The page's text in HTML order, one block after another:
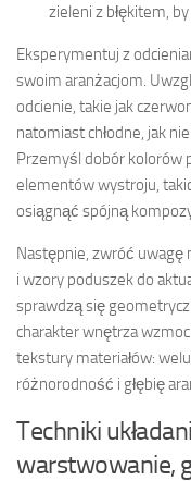
zieleni z błękitem,
Eksperymentuj z
swoim aranżacjom.
odcienie, takie jak
natomiast chłodne, jak
Przemyśl dobór kolorów
elementów wystroju,
osiągnąć spójną
Następnie, zwróć uwagę
i wzory poduszek do
sprawdzą się
charakter wnętrza
tekstury materiałów:
różnorodność i głębię
Techniki
warstwowanie,